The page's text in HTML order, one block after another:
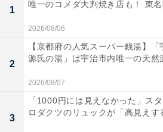
部
全国の人気ホテルから今泊まりたい宿を
される売れ筋ランキングや、見逃せない
など、お得に旅を楽しむための秘けつが
しか読めない独自コンテンツも充実。編
では、公式Webサイトだけでは分からな
1
唯一のコメダ大判焼き店も！ 東名
2026/08/06
2
【京都府の人気スーパー銭湯】「
源氏の湯」は宇治市内唯一の天然
2026/08/07
3
「1000円には見えなかった」ス
ロダクツのリュックが「高見えす